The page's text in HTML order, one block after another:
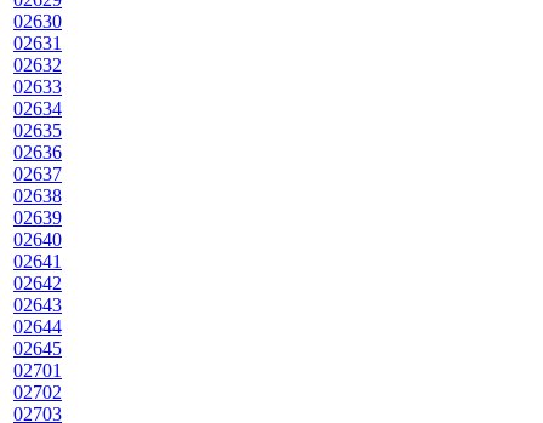
02630
02631
02632
02633
02634
02635
02636
02637
02638
02639
02640
02641
02642
02643
02644
02645
02701
02702
02703